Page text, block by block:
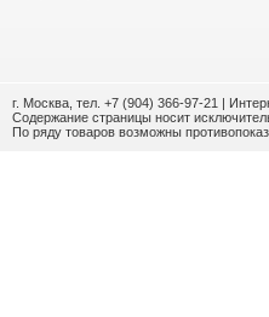
г. Москва, тел. +7 (904) 366-97-21 |
Содержание страницы носит
По ряду товаров возможны